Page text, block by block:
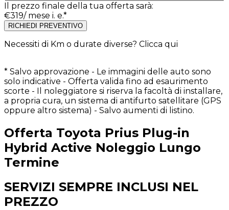
Il prezzo finale della tua offerta sarà:
€319/ mese i. e.*
RICHIEDI PREVENTIVO
Necessiti di Km o durate diverse? Clicca qui
* Salvo approvazione - Le immagini delle auto sono
solo indicative - Offerta valida fino ad esaurimento
scorte - Il noleggiatore si riserva la facoltà di installare,
a propria cura, un sistema di antifurto satellitare (GPS
oppure altro sistema) - Salvo aumenti di listino.
Offerta Toyota Prius Plug-in
Hybrid Active Noleggio Lungo
Termine
SERVIZI SEMPRE INCLUSI NEL
PREZZO